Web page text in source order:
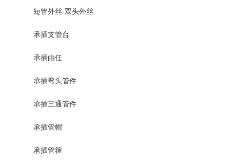
短管外丝-双头外丝
承插支管台
承插由任
承插弯头管件
承插三通管件
承插管帽
承插管箍